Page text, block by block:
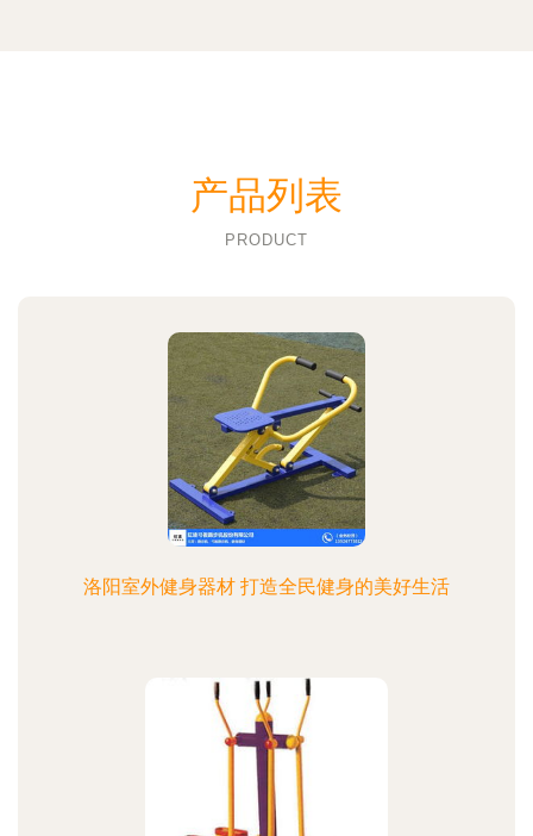
产品列表
PRODUCT
洛阳室外健身器材 打造全民健身的美好生活